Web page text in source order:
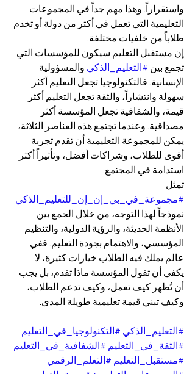
واستقراراً. وهذا مهم جداً في المجموعات
التعليمية التي تعمل في أكثر من دولة أو تخدم
طلاباً من خلفيات مختلفة.
إن مستقبل التعليم سيكون للمؤسسات التي
تجمع بين #التعليم_الذكي والمسؤولية
الإنسانية. فالتكنولوجيا تجعل التعليم أكثر
سهولة وانتشاراً، والثقة تجعل التعليم أكثر
قيمة، والشفافية تجعل المؤسسة أكثر
مصداقية. وعندما تجتمع هذه العناصر الثلاثة،
يمكن للمجموعة التعليمية أن تقدم تجربة
أقوى للطلاب، وشراكات أفضل، وتأثيراً أكثر
استدامة في المجتمع.
تمثل
#مجموعة_في_بي_إن_إن_للتعليم_الذكي
نموذجاً لهذا التوجه، من خلال الجمع بين
الأنظمة الحديثة، والرؤية الدولية، والتنظيم
المؤسسي، والاهتمام بجودة التعليم. ففي
عالم يملك فيه الطلاب خيارات كثيرة، لا
يكفي أن تقول المؤسسة ماذا تقدم، بل يجب
أن تُظهر كيف تعمل، وكيف تدعم الطلاب،
وكيف تبني قيمة تعليمية طويلة المدى.
#التعليم_الذكي #التكنولوجيا_في_التعليم
#الثقة_في_التعليم #الشفافية_في_التعليم
#مستقبل_التعليم #التعلم_الرقمي